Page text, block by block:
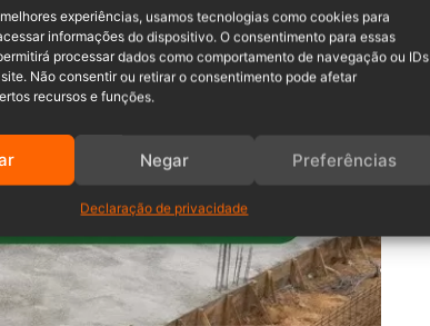
experiências, usamos tecnologias como cookies para
informações do dispositivo. O consentimento para essas
processar dados como comportamento de navegação ou IDs
Não consentir ou retirar o consentimento pode afetar
recursos e funções.
Negar Preferências
Declaração de privacidade
Sul